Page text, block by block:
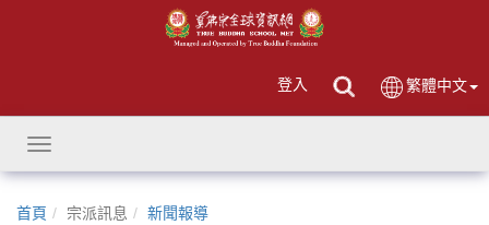
登入 繁體中文
Toggle
navigation
首頁 宗派訊息
新聞報導